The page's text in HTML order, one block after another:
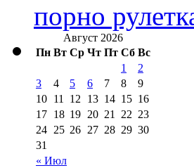
порно
Август 2026
Пн Вт Ср Чт Пт Сб Вс
« Июл
1
2
3
4 5 6 7 8
9
10 11 12 13 14 15 16
17 18 19 20 21 22 23
24 25 26 27 28 29 30
31